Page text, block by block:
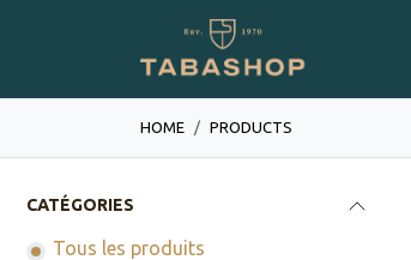
HOME PRODUCTS
CATÉGORIES
Tous les produits